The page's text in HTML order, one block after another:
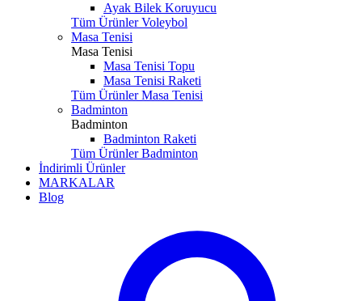
Ayak Bilek Koruyucu
Tüm Ürünler Voleybol
Masa Tenisi
Masa Tenisi
Masa Tenisi Topu
Masa Tenisi Raketi
Tüm Ürünler Masa Tenisi
Badminton
Badminton
Badminton Raketi
Tüm Ürünler Badminton
İndirimli Ürünler
MARKALAR
Blog